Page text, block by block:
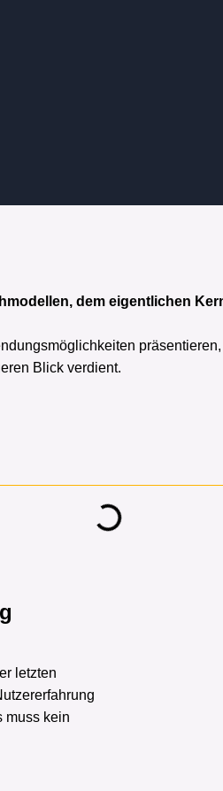
dem eigentlichen
Blick verdient.
letzten
muss kein